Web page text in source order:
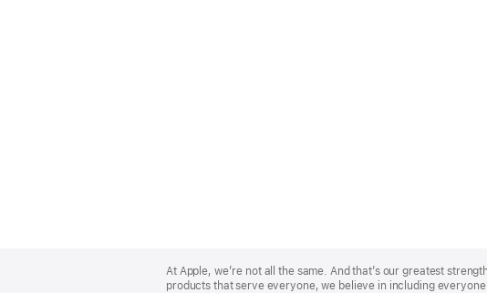
Footer
At Apple, we’re not all the same. And that’s our greatest
products that serve everyone, we believe in including